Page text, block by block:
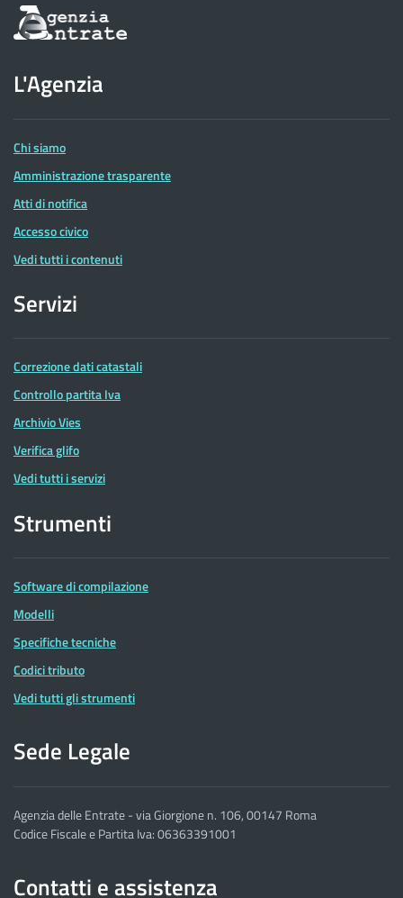
Informazioni
sul
dell'Agenzia
delle
Entrate
L'Agenzia
Chi siamo
Amministrazione trasparente
Atti di notifica
Accesso civico
Vedi tutti i contenuti
Servizi
Correzione dati catastali
Controllo partita Iva
Archivio Vies
Verifica glifo
Vedi tutti i servizi
Strumenti
Software di compilazione
Modelli
Specifiche tecniche
Codici tributo
Vedi tutti gli strumenti
Sede Legale
Agenzia delle Entrate - via Giorgione n. 106, 00147 Roma
Codice Fiscale e Partita Iva: 06363391001
Contatti e assistenza